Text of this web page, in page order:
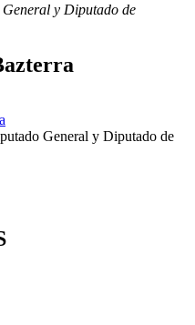
y Diputado de
General y Diputado de